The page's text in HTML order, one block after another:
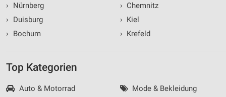
›
Nürnberg
›
Duisburg
›
Bochum
› Chemnitz
› Kiel
› Krefeld
Top Kategorien
Auto & Motorrad
Mode & Bekleidung